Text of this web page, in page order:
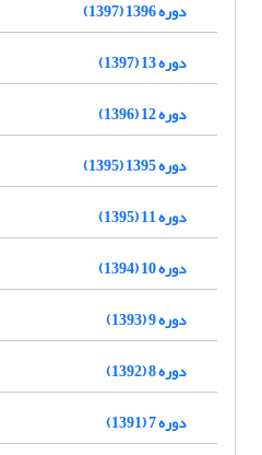
دوره 1396 (1397)
دوره 13 (1397)
دوره 12 (1396)
دوره 1395 (1395)
دوره 11 (1395)
دوره 10 (1394)
دوره 9 (1393)
دوره 8 (1392)
دوره 7 (1391)